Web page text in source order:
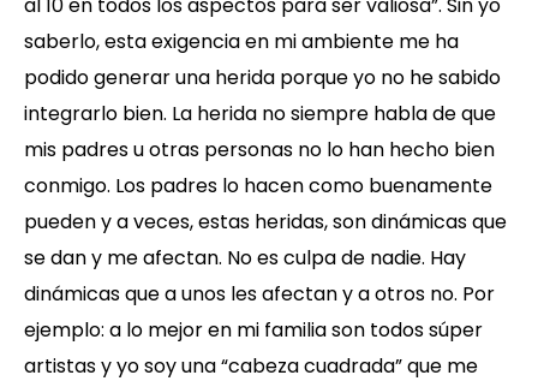
saberlo, esta exigencia en mi ambiente me ha
podido generar una herida porque yo no he sabido
integrarlo bien. La herida no siempre habla de que
mis padres u otras personas no lo han hecho bien
conmigo. Los padres lo hacen como buenamente
pueden y a veces, estas heridas, son dinámicas que
se dan y me afectan. No es culpa de nadie. Hay
dinámicas que a unos les afectan y a otros no. Por
ejemplo: a lo mejor en mi familia son todos súper
artistas y yo soy una “cabeza cuadrada” que me